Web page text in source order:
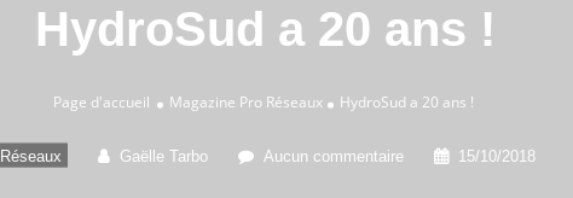
HydroSud a 20 ans !
Page d'accueil Magazine Pro Réseaux HydroSud a 20 ans !
Réseaux Gaëlle Tarbo Aucun commentaire 15/10/2018